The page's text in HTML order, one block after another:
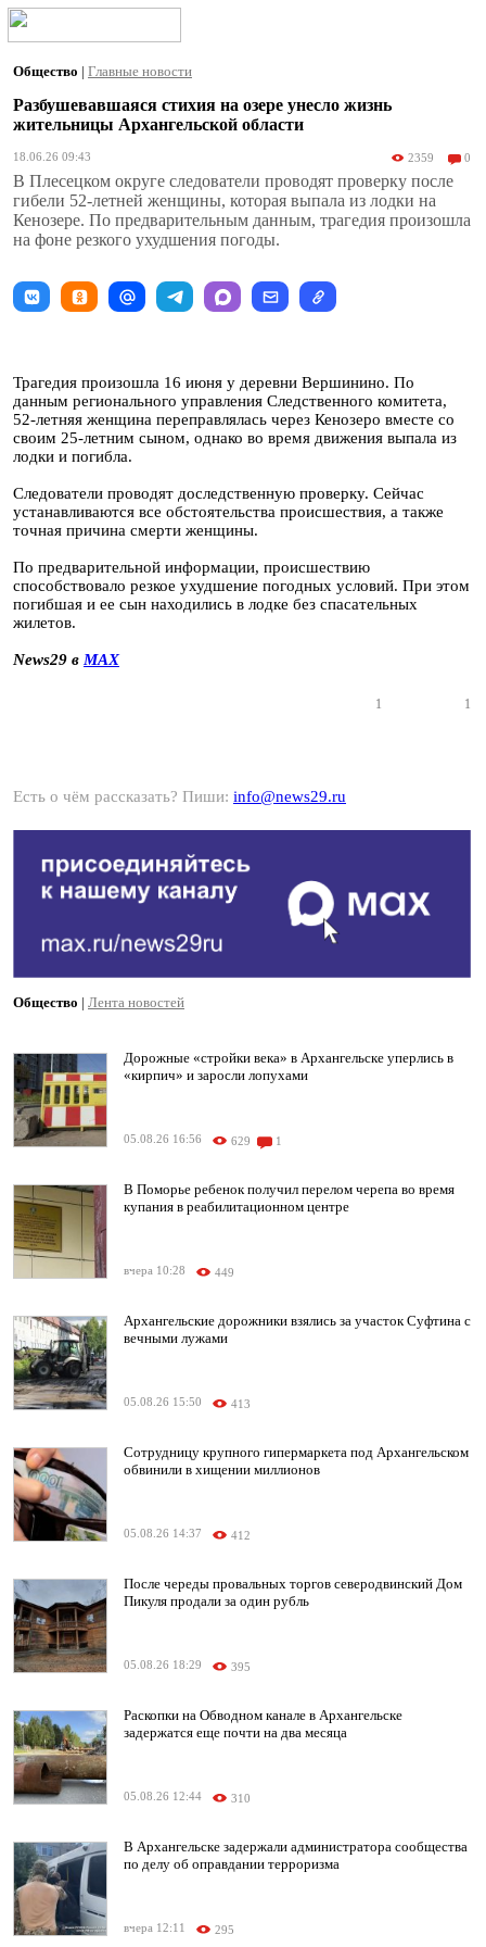
Общество | Главные новости
Разбушевавшаяся стихия на озере унесло жизнь
жительницы Архангельской области
18.06.26 09:43 2359 0
В Плесецком округе следователи проводят проверку после
гибели 52-летней женщины, которая выпала из лодки на
Кенозере. По предварительным данным, трагедия произошла
на фоне резкого ухудшения погоды.
Трагедия произошла 16 июня у деревни Вершинино. По
данным регионального управления Следственного комитета,
52-летняя женщина переправлялась через Кенозеро вместе со
своим 25-летним сыном, однако во время движения выпала из
лодки и погибла.
Следователи проводят доследственную проверку. Сейчас
устанавливаются все обстоятельства происшествия, а также
точная причина смерти женщины.
По предварительной информации, происшествию
способствовало резкое ухудшение погодных условий. При этом
погибшая и ее сын находились в лодке без спасательных
жилетов.
News29 в MAX
1 1
Есть о чём рассказать? Пиши: info@news29.ru
Общество | Лента новостей
Дорожные «стройки века» в Архангельске уперлись в
«кирпич» и заросли лопухами
05.08.26 16:56 629 1
В Поморье ребенок получил перелом черепа во время
купания в реабилитационном центре
вчера 10:28 449
Архангельские дорожники взялись за участок Суфтина с
вечными лужами
05.08.26 15:50 413
Сотрудницу крупного гипермаркета под Архангельском
обвинили в хищении миллионов
05.08.26 14:37 412
После череды провальных торгов северодвинский Дом
Пикуля продали за один рубль
05.08.26 18:29 395
Раскопки на Обводном канале в Архангельске
задержатся еще почти на два месяца
05.08.26 12:44 310
В Архангельске задержали администратора сообщества
по делу об оправдании терроризма
вчера 12:11 295